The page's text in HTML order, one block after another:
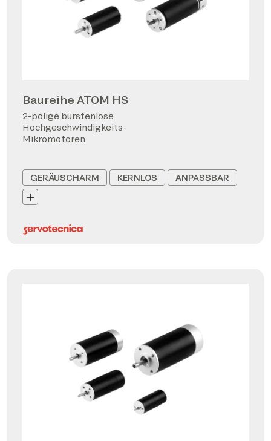
Baureihe ATOM HS
2-polige bürstenlose
Hochgeschwindigkeits-
Mikromotoren
GERÄUSCHARM KERNLOS ANPASSBAR